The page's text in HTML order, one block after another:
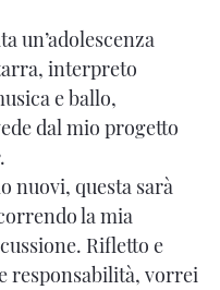
un’adolescenza
interpreto
e ballo,
dal mio progetto
.
nuovi, questa sarà
la mia
Rifletto e
responsabilità, vorrei